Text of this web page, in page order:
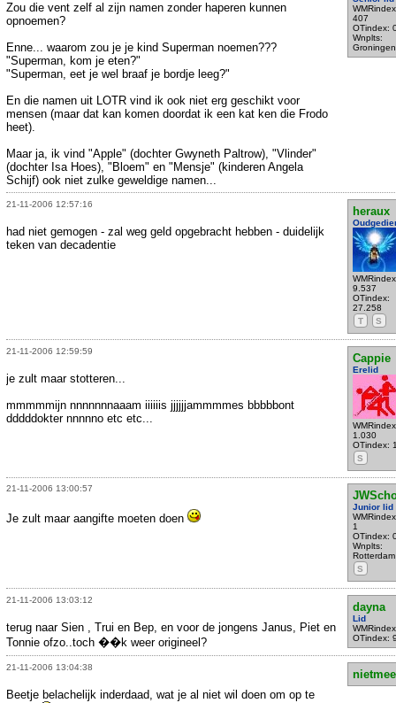
407
OTindex:
Wnplts:
Groningen
Zou die vent zelf al zijn namen zonder haperen kunnen
opnoemen?
Enne... waarom zou je je kind Superman noemen???
"Superman, kom je eten?"
"Superman, eet je wel braaf je bordje leeg?"
En die namen uit LOTR vind ik ook niet erg geschikt voor
mensen (maar dat kan komen doordat ik een kat ken die Frodo
heet).
Maar ja, ik vind "Apple" (dochter Gwyneth Paltrow), "Vlinder"
(dochter Isa Hoes), "Bloem" en "Mensje" (kinderen Angela
Schijf) ook niet zulke geweldige namen...
21-11-2006 12:57:16
heraux
9.537
OTindex:
27.258
T
S
had niet gemogen - zal weg geld opgebracht hebben - duidelijk
teken van decadentie
21-11-2006 12:59:59
Cappie
Erelid
1.030
OTindex:
S
je zult maar stotteren...
mmmmmijn nnnnnnnaaam iiiiiis jjjjjjammmmes bbbbbont
dddddokter nnnnno etc etc...
21-11-2006 13:00:57
Junior lid
1
OTindex:
Wnplts:
Rotterdam
S
Je zult maar aangifte moeten doen
21-11-2006 13:03:12
dayna
Lid
OTindex:
terug naar Sien , Trui en Bep, en voor de jongens Janus, Piet en
Tonnie ofzo..toch ��k weer origineel?
21-11-2006 13:04:38
Beetje belachelijk inderdaad, wat je al niet wil doen om op te